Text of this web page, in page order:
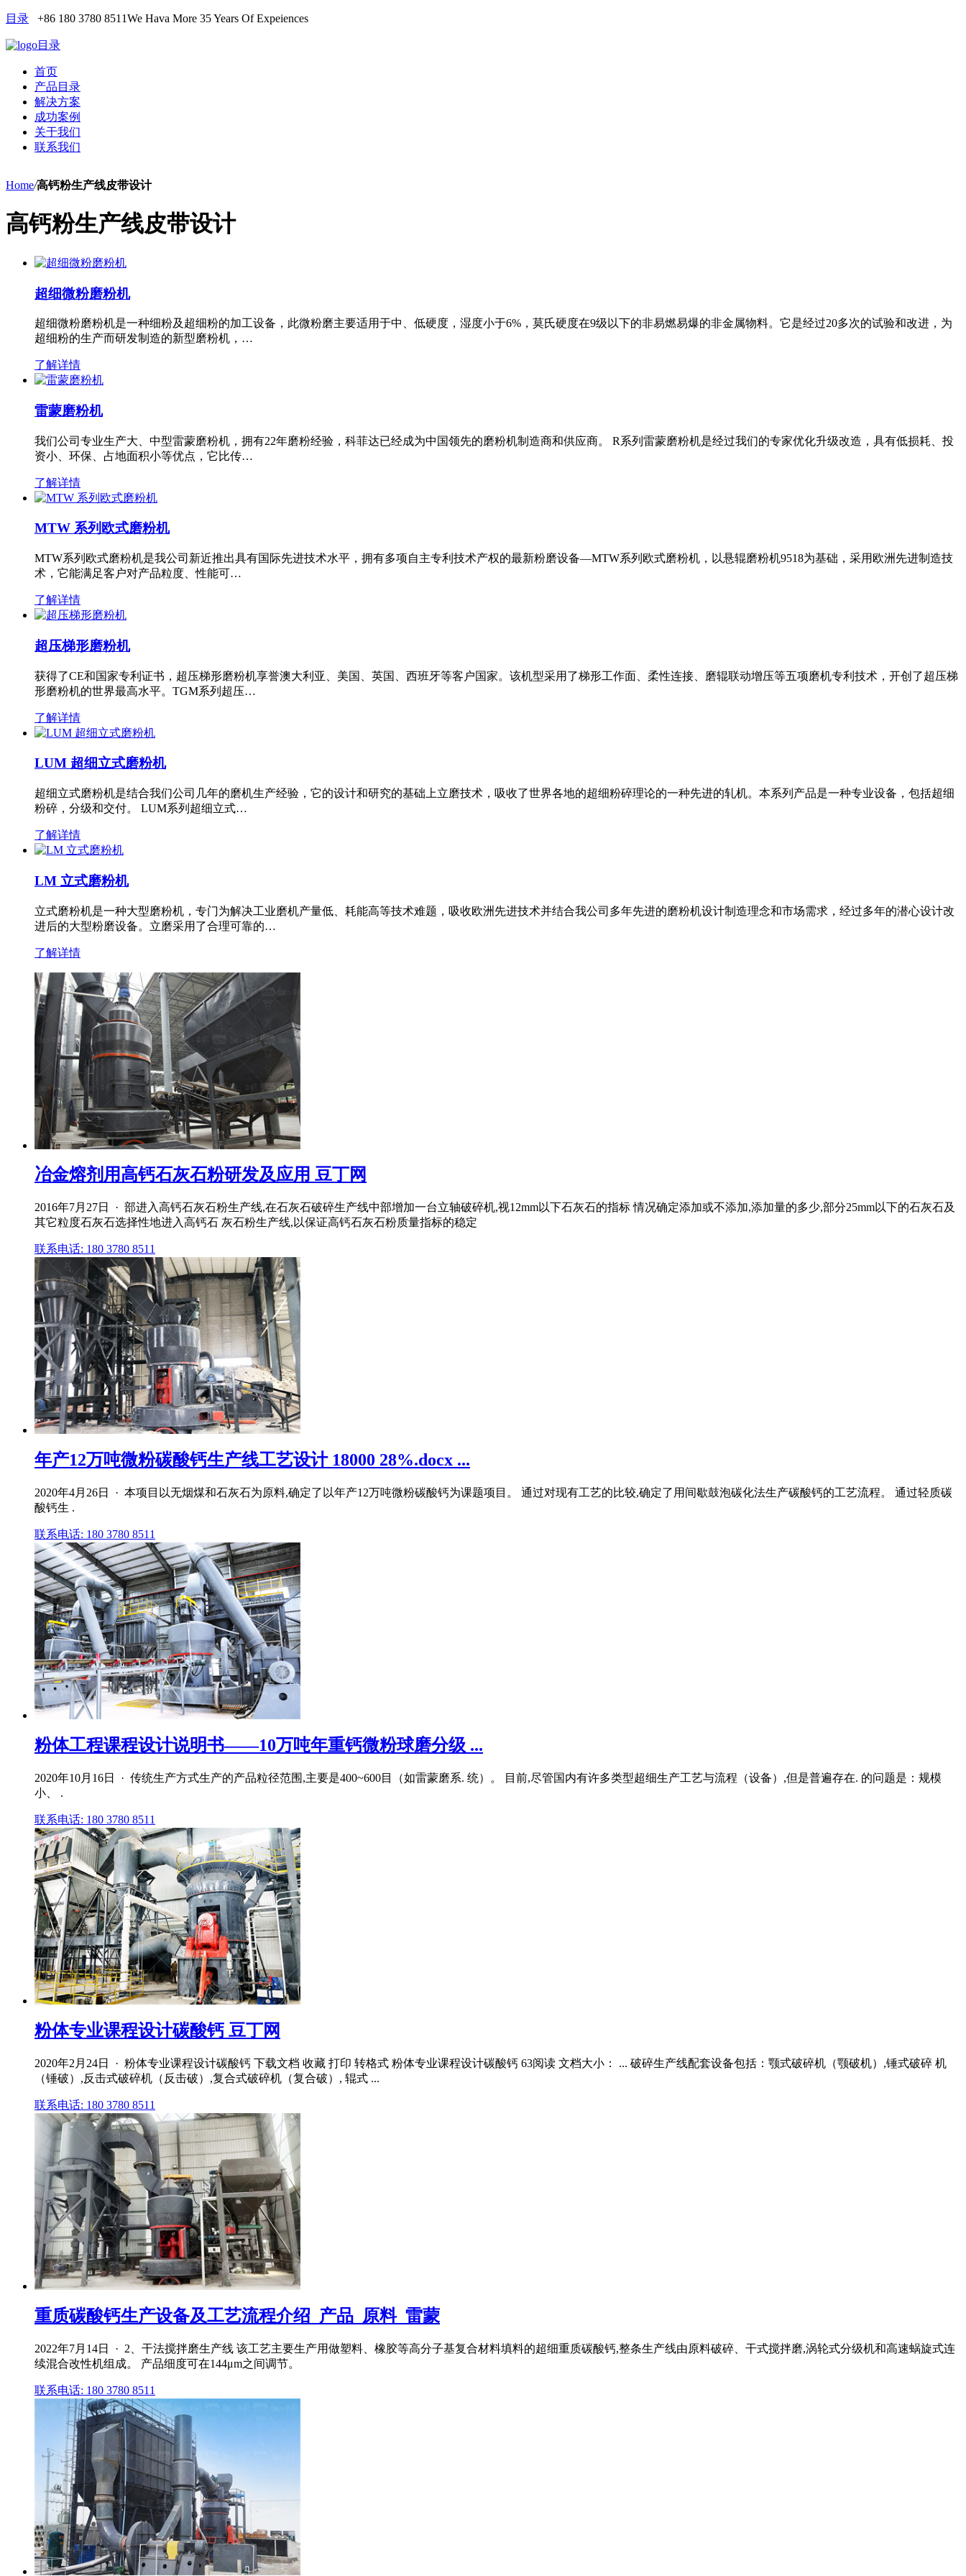
目录 +86 180 3780 8511We Hava More 35 Years Of Expeiences
目录
首页
产品目录
解决方案
成功案例
关于我们
联系我们
Home/高钙粉生产线皮带设计
高钙粉生产线皮带设计
超细微粉磨粉机
超细微粉磨粉机是一种细粉及超细粉的加工设备，此微粉磨主要适用于中、低硬度，湿度小于6%，莫氏硬度在9级以下的非易燃易爆的非金属物料。它是经过20多次的试验和改进，为
超细粉的生产而研发制造的新型磨粉机，…
了解详情
雷蒙磨粉机
我们公司专业生产大、中型雷蒙磨粉机，拥有22年磨粉经验，科菲达已经成为中国领先的磨粉机制造商和供应商。 R系列雷蒙磨粉机是经过我们的专家优化升级改造，具有低损耗、投
资小、环保、占地面积小等优点，它比传…
了解详情
MTW 系列欧式磨粉机
MTW系列欧式磨粉机是我公司新近推出具有国际先进技术水平，拥有多项自主专利技术产权的最新粉磨设备—MTW系列欧式磨粉机，以悬辊磨粉机9518为基础，采用欧洲先进制造技
术，它能满足客户对产品粒度、性能可…
了解详情
超压梯形磨粉机
获得了CE和国家专利证书，超压梯形磨粉机享誉澳大利亚、美国、英国、西班牙等客户国家。该机型采用了梯形工作面、柔性连接、磨辊联动增压等五项磨机专利技术，开创了超压梯
形磨粉机的世界最高水平。TGM系列超压…
了解详情
LUM 超细立式磨粉机
超细立式磨粉机是结合我们公司几年的磨机生产经验，它的设计和研究的基础上立磨技术，吸收了世界各地的超细粉碎理论的一种先进的轧机。本系列产品是一种专业设备，包括超细
粉碎，分级和交付。 LUM系列超细立式…
了解详情
LM 立式磨粉机
立式磨粉机是一种大型磨粉机，专门为解决工业磨机产量低、耗能高等技术难题，吸收欧洲先进技术并结合我公司多年先进的磨粉机设计制造理念和市场需求，经过多年的潜心设计改
进后的大型粉磨设备。立磨采用了合理可靠的…
了解详情
冶金熔剂用高钙石灰石粉研发及应用 豆丁网
2016年7月27日 · 部进入高钙石灰石粉生产线,在石灰石破碎生产线中部增加一台立轴破碎机,视12mm以下石灰石的指标 情况确定添加或不添加,添加量的多少,部分25mm以下的石灰石及
其它粒度石灰石选择性地进入高钙石 灰石粉生产线,以保证高钙石灰石粉质量指标的稳定
联系电话: 180 3780 8511
年产12万吨微粉碳酸钙生产线工艺设计 18000 28%.docx ...
2020年4月26日 · 本项目以无烟煤和石灰石为原料,确定了以年产12万吨微粉碳酸钙为课题项目。 通过对现有工艺的比较,确定了用间歇鼓泡碳化法生产碳酸钙的工艺流程。 通过轻质碳
酸钙生 .
联系电话: 180 3780 8511
粉体工程课程设计说明书——10万吨年重钙微粉球磨分级 ...
2020年10月16日 · 传统生产方式生产的产品粒径范围,主要是400~600目（如雷蒙磨系. 统）。 目前,尽管国内有许多类型超细生产工艺与流程（设备）,但是普遍存在. 的问题是：规模
小、 .
联系电话: 180 3780 8511
粉体专业课程设计碳酸钙 豆丁网
2020年2月24日 · 粉体专业课程设计碳酸钙 下载文档 收藏 打印 转格式 粉体专业课程设计碳酸钙 63阅读 文档大小： ... 破碎生产线配套设备包括：颚式破碎机（颚破机）,锤式破碎 机
（锤破）,反击式破碎机（反击破）,复合式破碎机（复合破）, 辊式 ...
联系电话: 180 3780 8511
重质碳酸钙生产设备及工艺流程介绍_产品_原料_雷蒙
2022年7月14日 · 2、干法搅拌磨生产线 该工艺主要生产用做塑料、橡胶等高分子基复合材料填料的超细重质碳酸钙,整条生产线由原料破碎、干式搅拌磨,涡轮式分级机和高速蜗旋式连
续混合改性机组成。 产品细度可在144μm之间调节。
联系电话: 180 3780 8511